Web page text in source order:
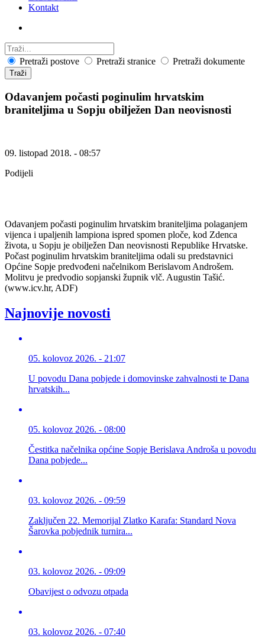
Kontakt
Pretraži postove Pretraži stranice Pretraži dokumente
Traži
Odavanjem počasti poginulim hrvatskim
braniteljima u Sopju obilježen Dan neovisnosti
09. listopad 2018. - 08:57
Podijeli
Odavanjem počasti poginulim hrvatskim braniteljima polaganjem
vijenca i upaljenih lampiona ispred spomen ploče, kod Zdenca
života, u Sopju je obilježen Dan neovisnosti Republike Hrvatske.
Počast poginulim hrvatskim braniteljima odali su predstavnici
Općine Sopje predvođeni načelnikom Berislavom Androšem.
Molitvu je predvodio sopjanski župnik vlč. Augustin Tašić.
(www.icv.hr, ADF)
Najnovije novosti
05. kolovoz 2026. - 21:07
U povodu Dana pobjede i domovinske zahvalnosti te Dana
hrvatskih...
05. kolovoz 2026. - 08:00
Čestitka načelnika općine Sopje Berislava Androša u povodu
Dana pobjede...
03. kolovoz 2026. - 09:59
Zaključen 22. Memorijal Zlatko Karafa: Standard Nova
Šarovka pobjednik turnira...
03. kolovoz 2026. - 09:09
Obavijest o odvozu otpada
03. kolovoz 2026. - 07:40